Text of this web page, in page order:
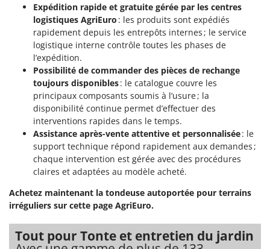
Udor
Unger
Verdemax
Vesco
Volpi
Waldner
Weber
Wiper EcoRobot
Wortex
Expédition rapide et gratuite gérée par les centres
logistiques AgriEuro : les produits sont expédiés
rapidement depuis les entrepôts internes ; le service
logistique interne contrôle toutes les phases de
l’expédition.
Possibilité de commander des pièces de rechange
toujours disponibles: le catalogue couvre les
principaux composants soumis à l’usure ; la
disponibilité continue permet d’effectuer des
interventions rapides dans le temps.
Assistance après-vente attentive et personnalisée: le
support technique répond rapidement aux demandes ;
chaque intervention est gérée avec des procédures
claires et adaptées au modèle acheté.
Achetez maintenant la tondeuse autoportée pour terrains
irréguliers sur cette page AgriEuro.
Tout pour Tonte et entretien du jardin